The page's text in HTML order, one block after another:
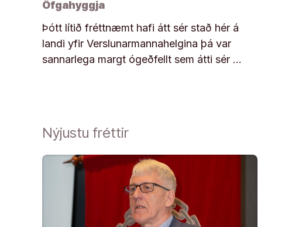
Öfgahyggja
Þótt lítið fréttnæmt hafi átt sér stað hér á
landi yfir Verslunarmannahelgina þá var
sannarlega margt ógeðfellt sem átti sér …
Nýjustu fréttir